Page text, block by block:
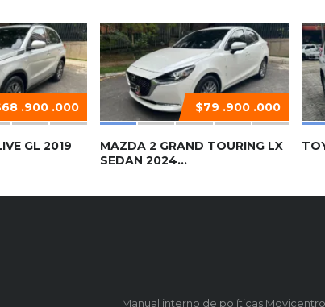
.900 .000
GL 2019
$79 .900 .000
MAZDA 2 GRAND TOURING LX
SEDAN 2024...
Manual interno de políticas Movicentro